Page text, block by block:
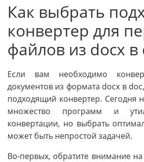
Как выбрать
конвертер для
файлов из docx в
Если вам необходимо
документов из формата docx в
подходящий конвертер. Сегодня
множество программ и
конвертации, но выбрать
может быть непростой задачей.
Во-первых, обратите внимание